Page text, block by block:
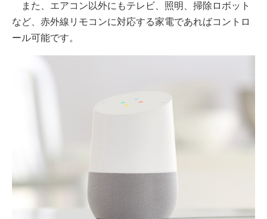
また、エアコン以外にもテレビ、照明、掃除ロボット
など、赤外線リモコンに対応する家電であればコントロ
ール可能です。